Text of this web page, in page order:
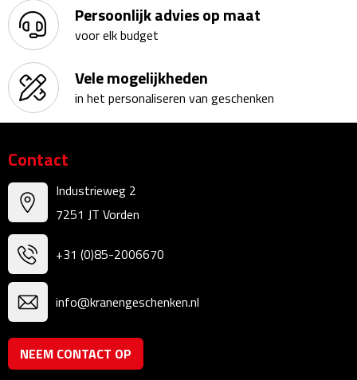
Bureau organizers
Bureausets
Bureau ventilatoren
Boekenleggers
Briefopeners
Gummen
Linialen
Magneten
Muismatten
Persoonlijk advies op maat
voor elk budget
Vele mogelijkheden
in het personaliseren van geschenken
Contact
Industrieweg 2
7251 JT Vorden
+31 (0)85-2006670
info@kranengeschenken.nl
NEEM CONTACT OP